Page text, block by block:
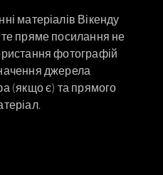
матеріалів Вікенду
пряме посилання не
фотографій
джерела
(якщо є) та прямого